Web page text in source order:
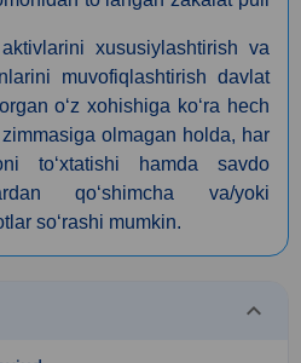
xususiylashtirish va
muvofiqlashtirish davlat
o‘z xohishiga ko‘ra hech
olmagan holda, har
to‘xtatishi hamda savdo
qo‘shimcha va/yoki
so‘rashi mumkin.
keyboard_arrow_down